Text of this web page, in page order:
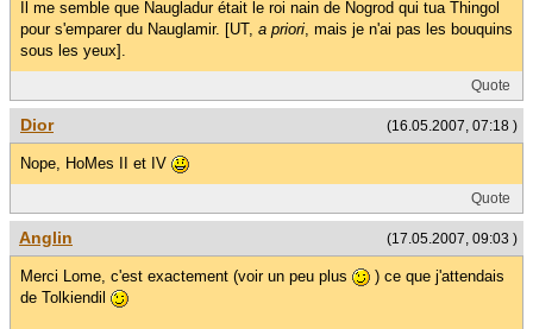
Il me semble que Naugladur était le roi nain de Nogrod qui tua Thingol
pour s'emparer du Nauglamir. [UT, a priori , mais je n'ai pas les bouquins
sous les yeux].
Quote
(16.05.2007, 07:18 )
Dior
Nope, HoMes II et IV
Quote
(17.05.2007, 09:03 )
Anglin
Merci Lome, c'est exactement (voir un peu plus
) ce que j'attendais
de Tolkiendil